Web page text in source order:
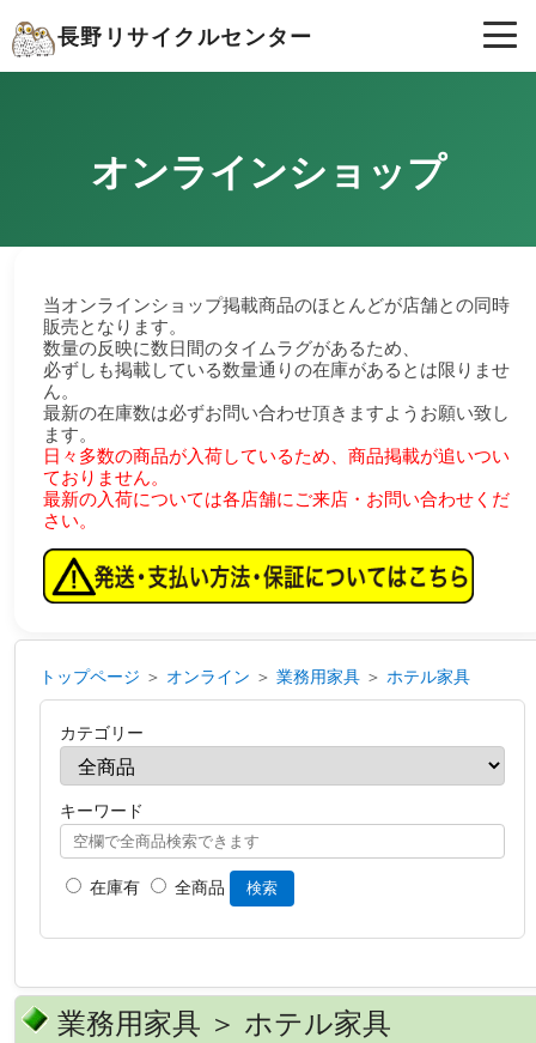
長野リサイクルセンター
オンラインショップ
当オンラインショップ掲載商品のほとんどが店舗との同時
販売となります。
数量の反映に数日間のタイムラグがあるため、
必ずしも掲載している数量通りの在庫があるとは限りませ
ん。
最新の在庫数は必ずお問い合わせ頂きますようお願い致し
ます。
日々多数の商品が入荷しているため、商品掲載が追いつい
ておりません。
最新の入荷については各店舗にご来店・お問い合わせくだ
さい。
トップページ ＞ オンライン ＞ 業務用家具 ＞ ホテル家具
カテゴリー
キーワード
在庫有 全商品 検索
業務用家具 ＞ ホテル家具